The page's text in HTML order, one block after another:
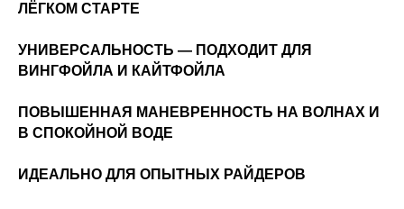
ЛЁГКОМ СТАРТЕ
УНИВЕРСАЛЬНОСТЬ — ПОДХОДИТ ДЛЯ
ВИНГФОЙЛА И КАЙТФОЙЛА
ПОВЫШЕННАЯ МАНЕВРЕННОСТЬ НА ВОЛНАХ И
В СПОКОЙНОЙ ВОДЕ
ИДЕАЛЬНО ДЛЯ ОПЫТНЫХ РАЙДЕРОВ